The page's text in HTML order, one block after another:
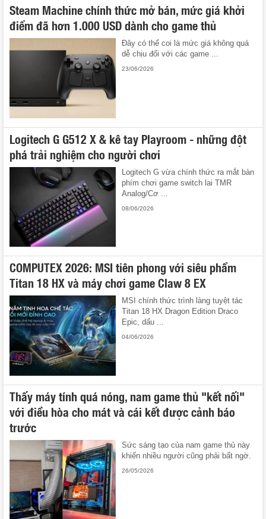
Steam Machine chính thức mở bán, mức giá khởi
điểm đã hơn 1.000 USD dành cho game thủ
Đây có thể coi là mức giá không quá
dễ chịu đối với các game ...
23/06/2026
Logitech G G512 X & kê tay Playroom - những đột
phá trải nghiệm cho người chơi
Logitech G vừa chính thức ra mắt bàn
phím chơi game switch lai TMR
Analog/Cơ ...
08/06/2026
COMPUTEX 2026: MSI tiên phong với siêu phẩm
Titan 18 HX và máy chơi game Claw 8 EX
MSI chính thức trình làng tuyệt tác
Titan 18 HX Dragon Edition Draco
Epic, dấu ...
04/06/2026
Thấy máy tính quá nóng, nam game thủ "kết nối"
với điều hòa cho mát và cái kết được cảnh báo
trước
Sức sáng tạo của nam game thủ này
khiến nhiều người cũng phải bất ngờ.
26/05/2026